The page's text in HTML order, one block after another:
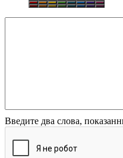
Введите два слова,